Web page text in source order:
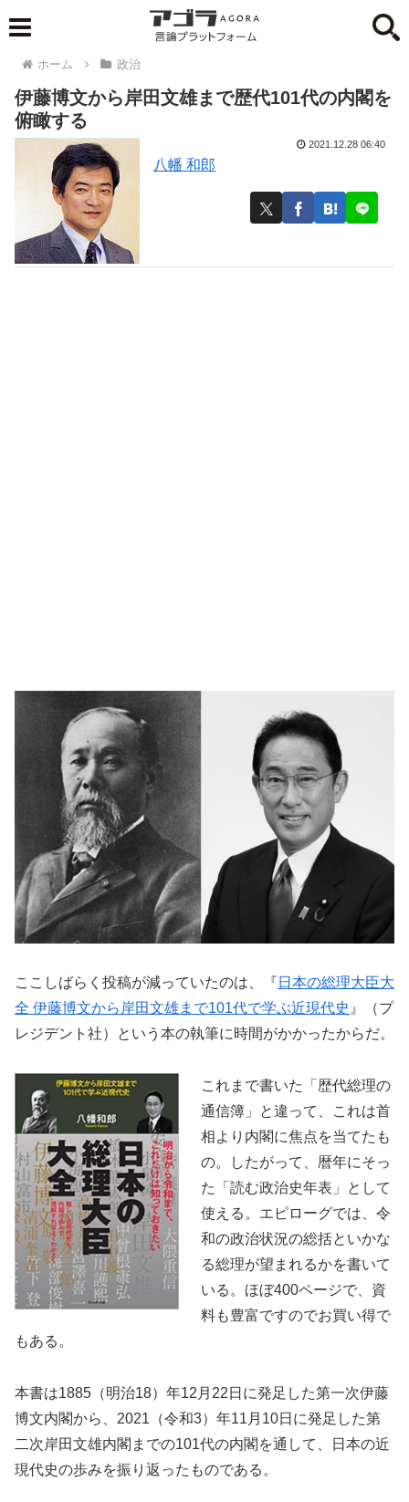
ホーム 政治
伊藤博文から岸田文雄まで歴代101代の内閣を
俯瞰する
八幡 和郎
2021.12.28 06:40
ここしばらく投稿が減っていたのは、『 日本の総理大臣大
全 伊藤博文から岸田文雄まで101代で学ぶ近現代史 』（プ
レジデント社）という本の執筆に時間がかかったからだ。
これまで書いた「歴代総理の
通信簿」と違って、これは首
相より内閣に焦点を当てたも
の。したがって、暦年にそっ
た「読む政治史年表」として
使える。エピローグでは、令
和の政治状況の総括といかな
る総理が望まれるかを書いて
いる。ほぼ400ページで、資
料も豊富ですのでお買い得で
もある。
本書は1885（明治18）年12月22日に発足した第一次伊藤
博文内閣から、2021（令和3）年11月10日に発足した第
二次岸田文雄内閣までの101代の内閣を通して、日本の近
現代史の歩みを振り返ったものである。